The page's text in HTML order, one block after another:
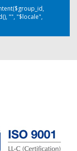
"", "$locale",